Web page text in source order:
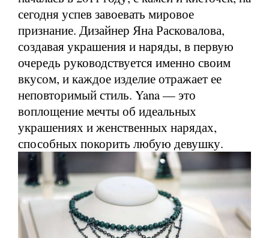
сегодня успев завоевать мировое
признание. Дизайнер Яна Расковалова,
создавая украшения и наряды, в первую
очередь руководствуется именно своим
вкусом, и каждое изделие отражает ее
неповторимый стиль. Yana — это
воплощение мечты об идеальных
украшениях и женственных нарядах,
способных покорить любую девушку.